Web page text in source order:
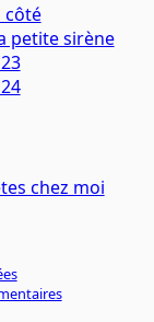
côté
petite sirène
chez moi